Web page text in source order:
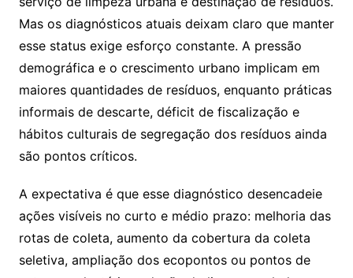
Mas os diagnósticos atuais deixam claro que manter
esse status exige esforço constante. A pressão
demográfica e o crescimento urbano implicam em
maiores quantidades de resíduos, enquanto práticas
informais de descarte, déficit de fiscalização e
hábitos culturais de segregação dos resíduos ainda
são pontos críticos.
A expectativa é que esse diagnóstico desencadeie
ações visíveis no curto e médio prazo: melhoria das
rotas de coleta, aumento da cobertura da coleta
seletiva, ampliação dos ecopontos ou pontos de